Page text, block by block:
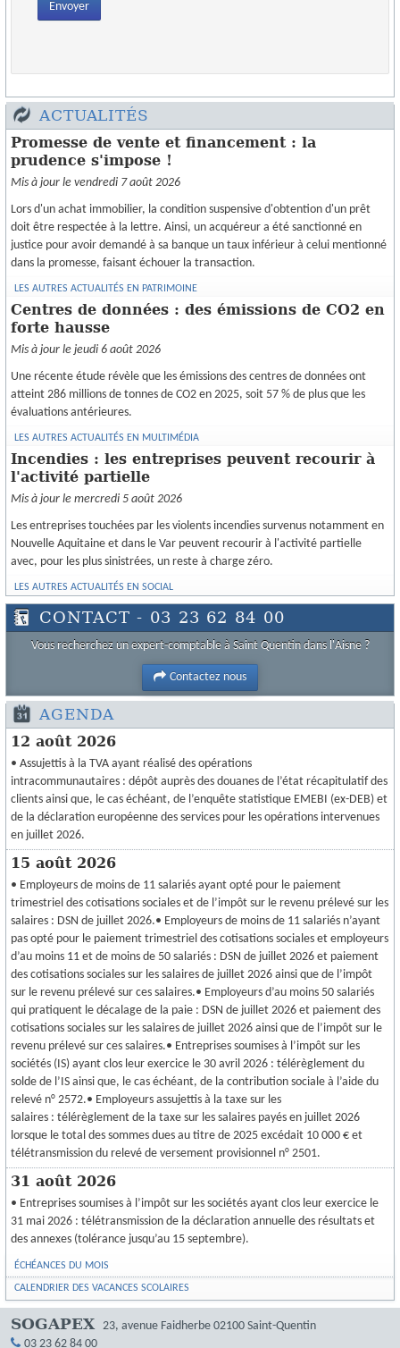
Envoyer
ACTUALITÉS
Promesse de vente et financement : la
prudence s'impose !
Mis à jour le vendredi 7 août 2026
Lors d'un achat immobilier, la condition suspensive d'obtention d'un prêt
doit être respectée à la lettre. Ainsi, un acquéreur a été sanctionné en
justice pour avoir demandé à sa banque un taux inférieur à celui mentionné
dans la promesse, faisant échouer la transaction.
LES AUTRES ACTUALITÉS EN PATRIMOINE
Centres de données : des émissions de CO2 en
forte hausse
Mis à jour le jeudi 6 août 2026
Une récente étude révèle que les émissions des centres de données ont
atteint 286 millions de tonnes de CO2 en 2025, soit 57 % de plus que les
évaluations antérieures.
LES AUTRES ACTUALITÉS EN MULTIMÉDIA
Incendies : les entreprises peuvent recourir à
l'activité partielle
Mis à jour le mercredi 5 août 2026
Les entreprises touchées par les violents incendies survenus notamment en
Nouvelle Aquitaine et dans le Var peuvent recourir à l'activité partielle
avec, pour les plus sinistrées, un reste à charge zéro.
LES AUTRES ACTUALITÉS EN SOCIAL
CONTACT - 03 23 62 84 00
Vous recherchez un expert-comptable à Saint Quentin dans l'Aisne ?
Contactez nous
AGENDA
12 août 2026
• Assujettis à la TVA ayant réalisé des opérations
intracommunautaires : dépôt auprès des douanes de l’état récapitulatif des
clients ainsi que, le cas échéant, de l’enquête statistique EMEBI (ex-DEB) et
de la déclaration européenne des services pour les opérations intervenues
en juillet 2026.
15 août 2026
• Employeurs de moins de 11 salariés ayant opté pour le paiement
trimestriel des cotisations sociales et de l’impôt sur le revenu prélevé sur les
salaires : DSN de juillet 2026.• Employeurs de moins de 11 salariés n’ayant
pas opté pour le paiement trimestriel des cotisations sociales et employeurs
d’au moins 11 et de moins de 50 salariés : DSN de juillet 2026 et paiement
des cotisations sociales sur les salaires de juillet 2026 ainsi que de l’impôt
sur le revenu prélevé sur ces salaires.• Employeurs d’au moins 50 salariés
qui pratiquent le décalage de la paie : DSN de juillet 2026 et paiement des
cotisations sociales sur les salaires de juillet 2026 ainsi que de l’impôt sur le
revenu prélevé sur ces salaires.• Entreprises soumises à l’impôt sur les
sociétés (IS) ayant clos leur exercice le 30 avril 2026 : télérèglement du
solde de l’IS ainsi que, le cas échéant, de la contribution sociale à l’aide du
relevé n° 2572.• Employeurs assujettis à la taxe sur les
salaires : télérèglement de la taxe sur les salaires payés en juillet 2026
lorsque le total des sommes dues au titre de 2025 excédait 10 000 € et
télétransmission du relevé de versement provisionnel n° 2501.
31 août 2026
• Entreprises soumises à l’impôt sur les sociétés ayant clos leur exercice le
31 mai 2026 : télétransmission de la déclaration annuelle des résultats et
des annexes (tolérance jusqu’au 15 septembre).
ÉCHÉANCES DU MOIS
CALENDRIER DES VACANCES SCOLAIRES
SOGAPEX 23, avenue Faidherbe 02100 Saint-Quentin
03 23 62 84 00